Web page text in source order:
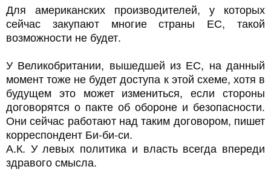
Для американских производителей, у которых
сейчас закупают многие страны ЕС, такой
возможности не будет.
У Великобритании, вышедшей из ЕС, на данный
момент тоже не будет доступа к этой схеме, хотя в
будущем это может измениться, если стороны
договорятся о пакте об обороне и безопасности.
Они сейчас работают над таким договором, пишет
корреспондент Би-би-си.
А.К. У левых политика и власть всегда впереди
здравого смысла.